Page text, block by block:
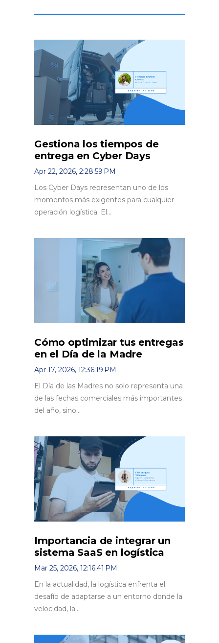
Gestiona los tiempos de
entrega en Cyber Days
Apr 22, 2026, 2:28:59 PM
Los Cyber Days representan uno de los
momentos más exigentes para cualquier
operación logística. El...
Cómo optimizar tus entregas
en el Día de la Madre
Apr 17, 2026, 12:36:19 PM
El Día de las Madres no solo representa una
de las fechas comerciales más importantes
del año, sino...
Importancia de integrar un
sistema SaaS en logística
Mar 25, 2026, 12:16:41 PM
En la actualidad, la logística enfrenta el
desafío de adaptarse a un entorno donde la
velocidad, la...